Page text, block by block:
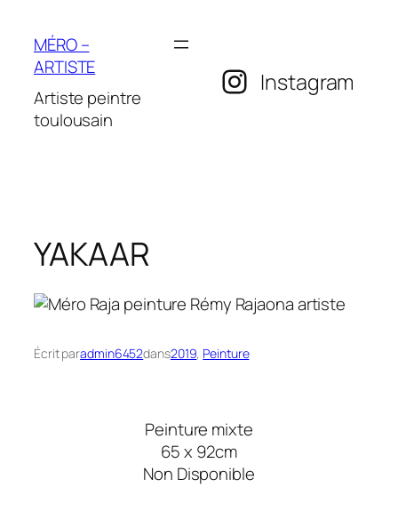
contenu
MÉRO –
ARTISTE
Artiste peintre
toulousain
Instagram
YAKAAR
Écrit paradmin6452dans2019, Peinture
Peinture mixte
65 x 92cm
Non Disponible